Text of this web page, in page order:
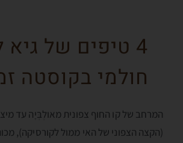
4 טיפים של
חולמי בקוסטה
המרחב של קו החוף צפונית מאולְבְּיָה עד
(הקצה הצפוני של האי ממול לקורסיקה),